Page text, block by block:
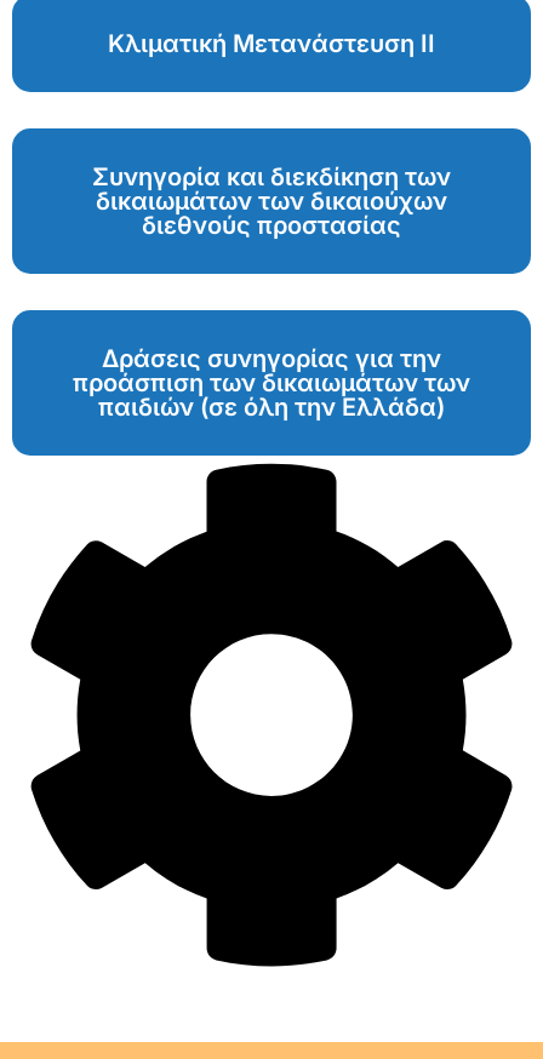
Κλιματική Μετανάστευση ΙΙ
Συνηγορία και διεκδίκηση των
δικαιωμάτων των δικαιούχων
διεθνούς προστασίας
Δράσεις συνηγορίας για την
προάσπιση των δικαιωμάτων των
παιδιών (σε όλη την Ελλάδα)